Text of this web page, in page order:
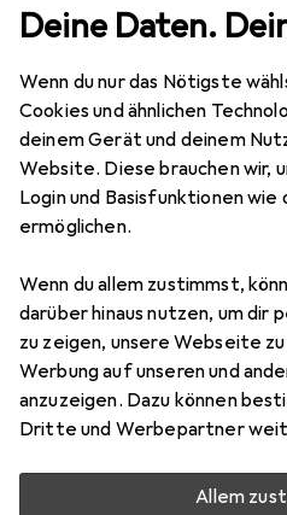
Deine Daten.
Wenn du nur das Nötigste
Cookies und ähnlichen
deinem Gerät und deinem
Website. Diese brauchen wir,
Login und Basisfunktionen wie
ermöglichen.
Wenn du allem zustimmst,
darüber hinaus nutzen, um dir
zu zeigen, unsere Webseite
Werbung auf unseren und
anzuzeigen. Dazu können
Dritte und Werbepartner
Allem
Smartphone Schutzfolie
8
Dipos
Preis in EUR inkl. MwSt.
EUR
8,89
1
Bewertungen
Mi, 12.8. geliefert
Mehr als 10 Stück an